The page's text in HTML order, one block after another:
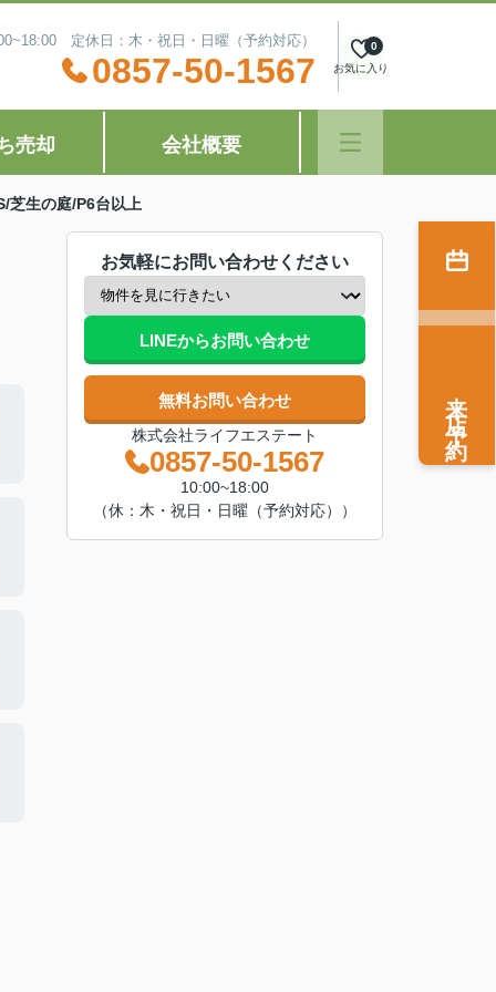
定休日：木・祝日・日曜（予約対応）
0857-50-1567 お気に入り
0
売却 会社概要
芝生の庭/P6台以上
お気軽にお問い合わせください
LINEからお問い合わせ
無料お問い合わせ
株式会社ライフエステート
0857-50-1567
10:00~18:00
（休：木・祝日・日曜（予約対応））
来店予約